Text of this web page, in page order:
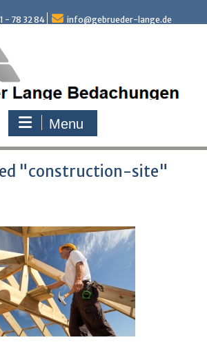
- 78 32 84 info@gebrueder-lange.de
Menu
"construction-site"